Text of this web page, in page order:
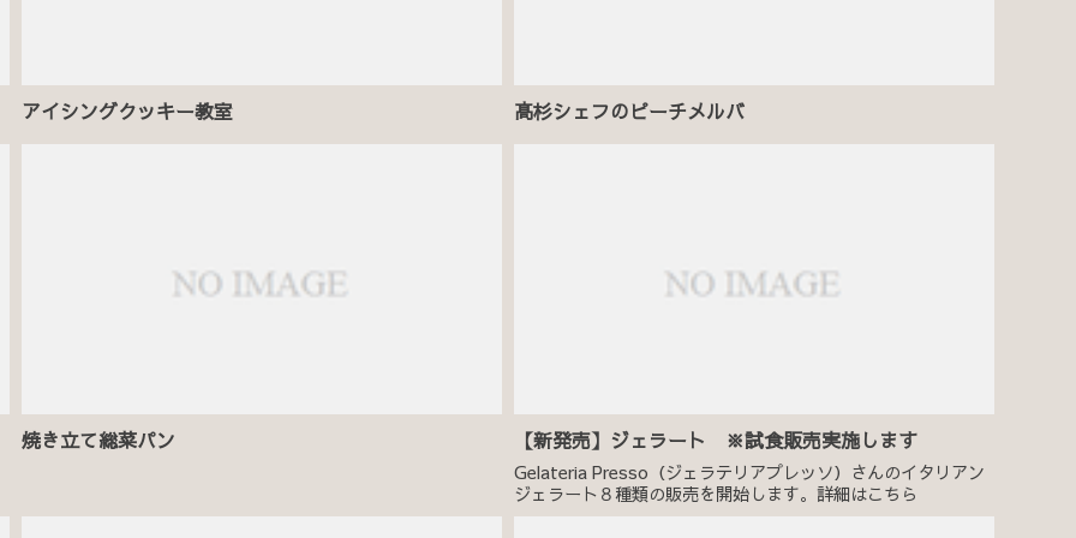
アイシングクッキー教室 髙杉シェフのピーチメルバ
焼き立て総菜パン 【新発売】ジェラート ※試食販売実施します
Gelateria Presso（ジェラテリアプレッソ）さんのイタリアン
ジェラート８種類の販売を開始します。詳細はこちら